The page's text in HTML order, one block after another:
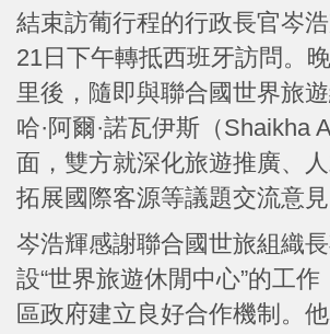
結束訪葡行程的行政長官岑
21日下午轉抵西班牙訪問。
里後，隨即與聯合國世界旅
哈·阿爾·諾瓦伊斯（Shaikha
面，雙方就深化旅遊推廣、
拓展國際客源等議題交流意見
岑浩輝感謝聯合國世旅組織
設“世界旅遊休閒中心”的工
區政府建立良好合作機制。